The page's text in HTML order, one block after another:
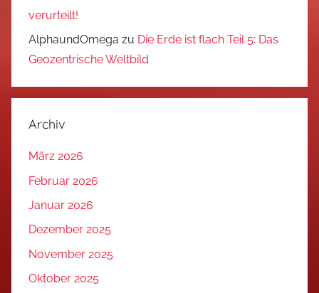
verurteilt!
AlphaundOmega zu Die Erde ist flach Teil 5: Das
Geozentrische Weltbild
Archiv
März 2026
Februar 2026
Januar 2026
Dezember 2025
November 2025
Oktober 2025